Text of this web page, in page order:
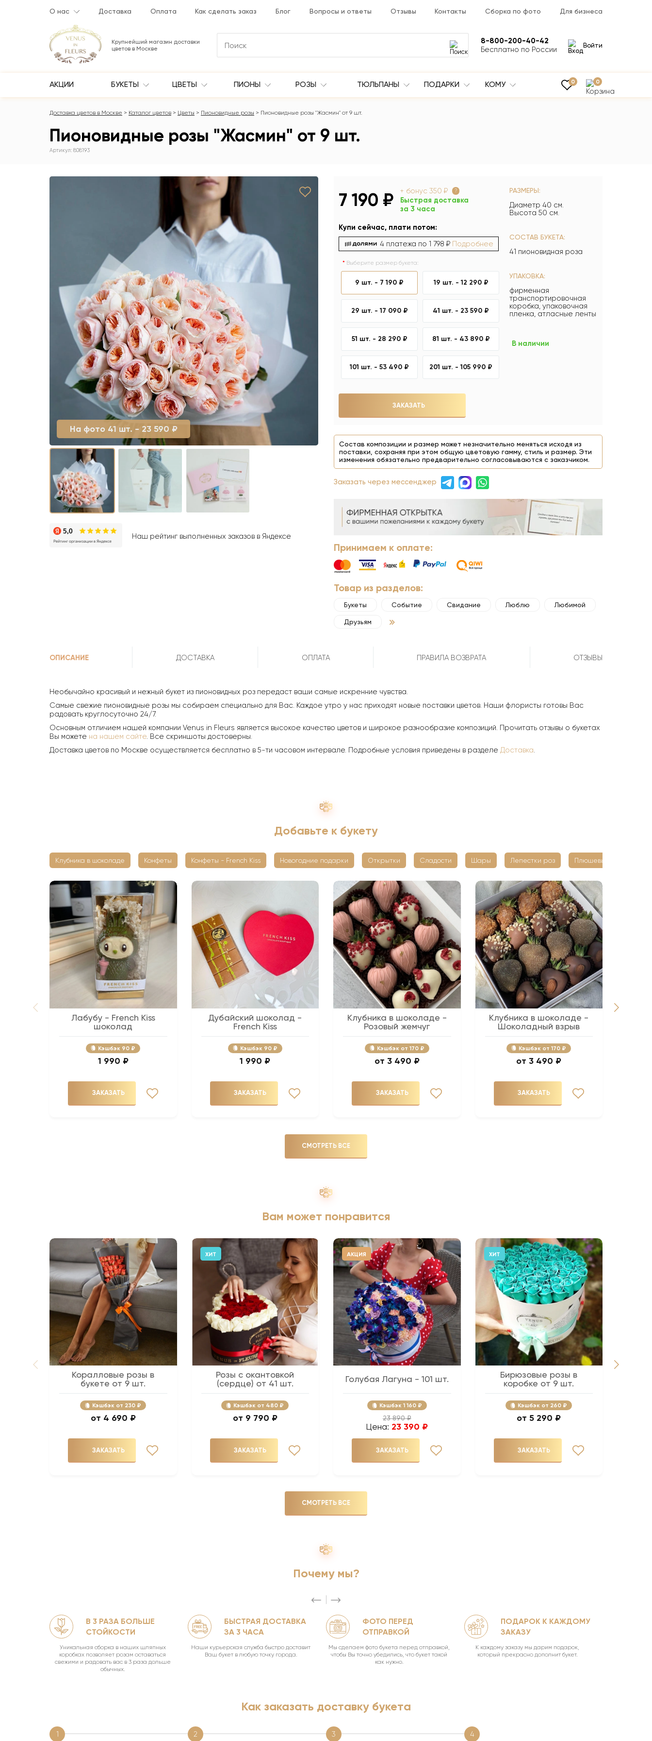
О нас Доставка Оплата Как сделать заказ Блог Вопросы и ответы Отзывы Контакты Сборка по фото Для бизнеса
Крупнейший магазин доставки
цветов в Москве
8-800-200-40-42
Бесплатно по России
Войти
АКЦИИ БУКЕТЫ ЦВЕТЫ ПИОНЫ РОЗЫ ТЮЛЬПАНЫ ПОДАРКИ КОМУ 0 0
Доставка цветов в Москве Каталог цветов Цветы Пионовидные розы Пионовидные розы "Жасмин" от 9 шт.
Пионовидные розы "Жасмин" от 9 шт.
Артикул: 808193
На фото 41 шт. - 23 590 ₽
Наш рейтинг выполненных заказов в Яндексе
7 190 ₽ + бонус 350 ₽ ?
Быстрая доставка
за 3 часа
Купи сейчас, плати потом:
4 платежа по 1 798 ₽ Подробнее
Выберите размер букета:
9 шт. - 7 190 ₽ 19 шт. -12 290 ₽
29 шт. -17 090 ₽ 41 шт. - 23 590 ₽
51 шт. - 28 290 ₽ 81 шт. - 43 890 ₽
101 шт. -53 490 ₽ 201 шт. -105 990 ₽
РАЗМЕРЫ:
Диаметр 40 см.
Высота 50 см.
СОСТАВ БУКЕТА:
41 пионовидная роза
УПАКОВКА:
фирменная
транспортировочная
коробка, упаковочная
пленка, атласные ленты
В наличии
ЗАКАЗАТЬ
Состав композиции и размер может незначительно меняться исходя из
поставки, сохраняя при этом общую цветовую гамму, стиль и размер. Эти
изменения обязательно предварительно согласовываются с заказчиком.
Заказать через мессенджер
Принимаем к оплате:
Товар из разделов:
Букеты Событие Свидание Люблю Любимой
Друзьям
ОПИСАНИЕ ДОСТАВКА ОПЛАТА ПРАВИЛА ВОЗВРАТА ОТЗЫВЫ
Необычайно красивый и нежный букет из пионовидных роз передаст ваши самые искренние чувства.
Самые свежие пионовидные розы мы собираем специально для Вас. Каждое утро у нас приходят новые поставки цветов. Наши флористы готовы Вас
радовать круглосуточно 24/7.
Основным отличием нашей компании Venus in Fleurs является высокое качество цветов и широкое разнообразие композиций. Прочитать отзывы о букетах
Вы можете на нашем сайте. Все скриншоты достоверны.
Доставка цветов по Москве осуществляется бесплатно в 5-ти часовом интервале. Подробные условия приведены в разделе Доставка.
Добавьте к букету
Клубника в шоколаде Конфеты Конфеты - French Kiss Новогодние подарки Открытки Сладости Шары Лепестки роз Плюшевые мишки
Лабубу - French Kiss
шоколад
Кэшбэк 90 ₽
1 990 ₽
ЗАКАЗАТЬ
Дубайский шоколад -
French Kiss
Кэшбэк 90 ₽
1 990 ₽
ЗАКАЗАТЬ
Клубника в шоколаде -
Розовый жемчуг
Кэшбэк 170 ₽
3 490 ₽
ЗАКАЗАТЬ
Клубника в шоколаде -
Шоколадный взрыв
Кэшбэк 170 ₽
3 490 ₽
ЗАКАЗАТЬ
СМОТРЕТЬ ВСЕ
Вам может понравится
Коралловые розы в
букете от 9 шт.
Кэшбэк 230 ₽
4 690 ₽
ЗАКАЗАТЬ
ХИТ
Розы с окантовкой
(сердце) от 41 шт.
Кэшбэк 480 ₽
9 790 ₽
ЗАКАЗАТЬ
АКЦИЯ
Голубая Лагуна - 101 шт.
Кэшбэк 1 160 ₽
23 890 ₽
Цена: 23 390 ₽
ЗАКАЗАТЬ
ХИТ
Бирюзовые розы в
коробке от 9 шт.
Кэшбэк 260 ₽
5 290 ₽
ЗАКАЗАТЬ
СМОТРЕТЬ ВСЕ
Почему мы?
В 3 РАЗА БОЛЬШЕ
СТОЙКОСТИ
Уникальная сборка в наших шляпных
коробках позволяет розам оставаться
свежими и радовать вас в 3 раза дольше
обычных.
БЫСТРАЯ ДОСТАВКА
ЗА 3 ЧАСА
Наши курьерская служба быстро доставит
Ваш букет в любую точку города.
ФОТО ПЕРЕД
ОТПРАВКОЙ
Мы сделаем фото букета перед отправкой,
чтобы Вы точно убедились, что букет такой
как нужно.
ПОДАРОК К КАЖДОМУ
ЗАКАЗУ
К каждому заказу мы дарим подарок,
который прекрасно дополнит букет.
Как заказать доставку букета
1 2 3 4